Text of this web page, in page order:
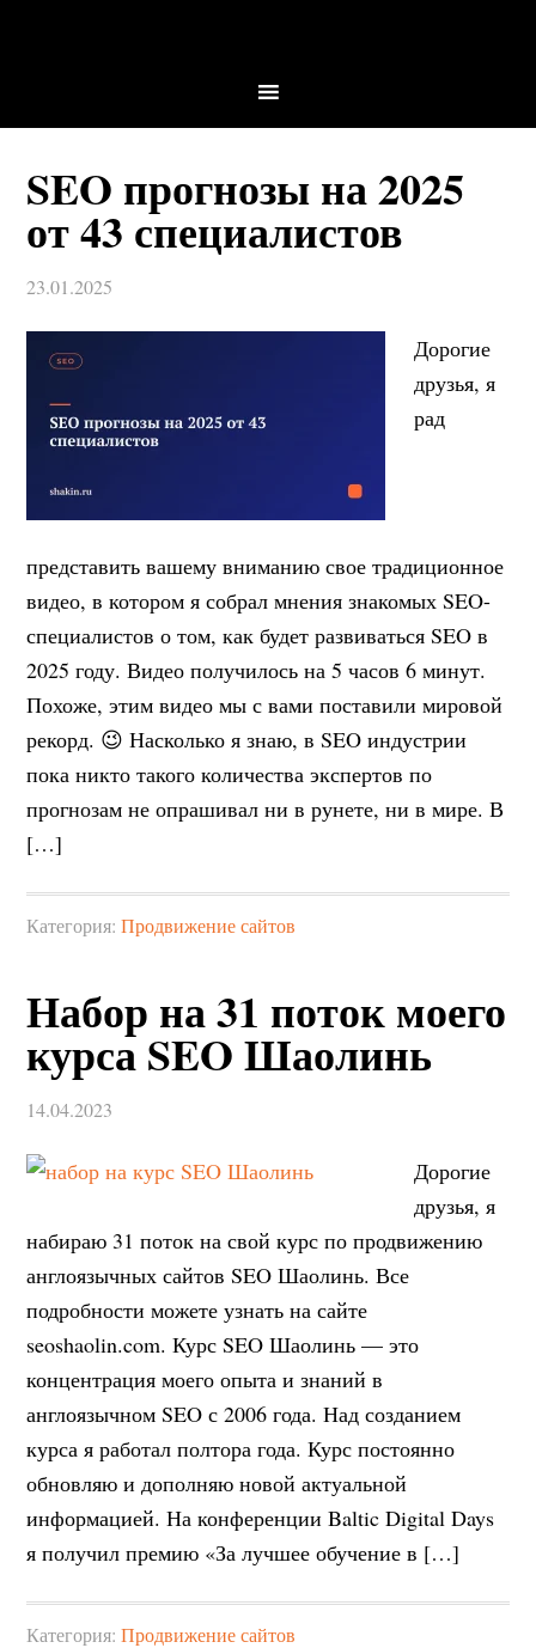
SEO прогнозы на 2025
от 43 специалистов
23.01.2025
Дорогие
друзья, я
рад
представить вашему вниманию свое традиционное
видео, в котором я собрал мнения знакомых SEO-
специалистов о том, как будет развиваться SEO в
2025 году. Видео получилось на 5 часов 6 минут.
Похоже, этим видео мы с вами поставили мировой
рекорд. 😉 Насколько я знаю, в SEO индустрии
пока никто такого количества экспертов по
прогнозам не опрашивал ни в рунете, ни в мире. В
[…]
Категория:Продвижение сайтов
Набор на 31 поток моего
курса SEO Шаолинь
14.04.2023
Дорогие
друзья, я
набираю 31 поток на свой курс по продвижению
англоязычных сайтов SEO Шаолинь. Все
подробности можете узнать на сайте
seoshaolin.com. Курс SEO Шаолинь — это
концентрация моего опыта и знаний в
англоязычном SEO с 2006 года. Над созданием
курса я работал полтора года. Курс постоянно
обновляю и дополняю новой актуальной
информацией. На конференции Baltic Digital Days
я получил премию «За лучшее обучение в […]
Категория:Продвижение сайтов